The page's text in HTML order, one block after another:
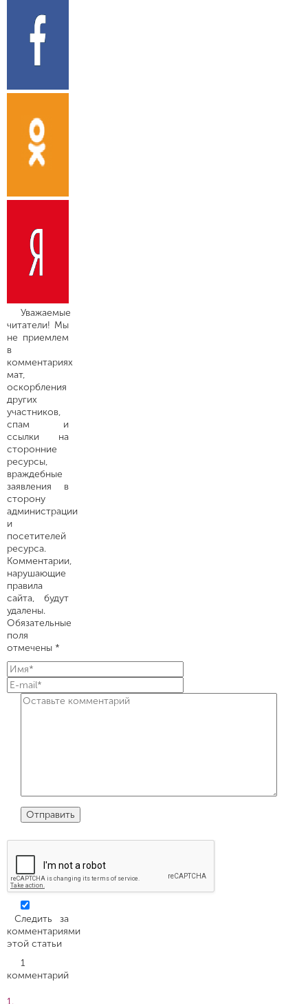
Уважаемые
читатели! Мы
не приемлем
в
комментариях
мат,
оскорбления
других
участников,
спам и
ссылки на
сторонние
ресурсы,
враждебные
заявления в
сторону
администрации
и
посетителей
ресурса.
Комментарии,
нарушающие
правила
сайта, будут
удалены.
Обязательные
поля
отмечены *
Следить за
комментариями
этой статьи
1
комментарий